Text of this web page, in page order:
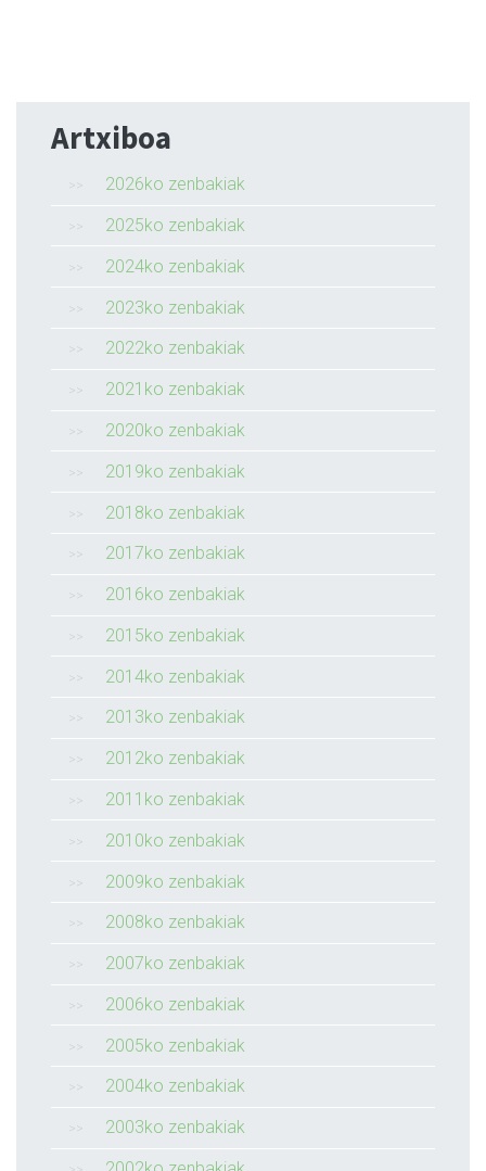
Artxiboa
2026ko zenbakiak
2025ko zenbakiak
2024ko zenbakiak
2023ko zenbakiak
2022ko zenbakiak
2021ko zenbakiak
2020ko zenbakiak
2019ko zenbakiak
2018ko zenbakiak
2017ko zenbakiak
2016ko zenbakiak
2015ko zenbakiak
2014ko zenbakiak
2013ko zenbakiak
2012ko zenbakiak
2011ko zenbakiak
2010ko zenbakiak
2009ko zenbakiak
2008ko zenbakiak
2007ko zenbakiak
2006ko zenbakiak
2005ko zenbakiak
2004ko zenbakiak
2003ko zenbakiak